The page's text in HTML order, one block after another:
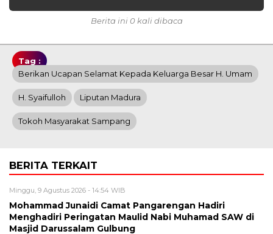
Berita ini 0 kali dibaca
Tag :
Berikan Ucapan Selamat Kepada Keluarga Besar H. Umam
H. Syaifulloh Liputan Madura
Tokoh Masyarakat Sampang
BERITA TERKAIT
Minggu, 9 Agustus 2026 - 14:54 WIB
Mohammad Junaidi Camat Pangarengan Hadiri
Menghadiri Peringatan Maulid Nabi Muhamad SAW di
Masjid Darussalam Gulbung